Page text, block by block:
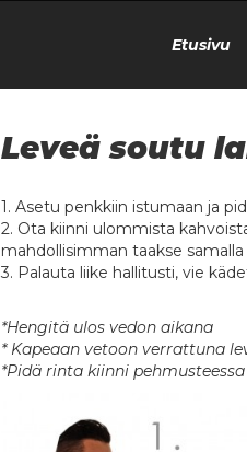
Etusivu
Leveä soutu
1. Asetu penkkiin istumaan ja
2. Ota kiinni ulommista
mahdollisimman taakse
3. Palauta liike hallitusti, vie
*Hengitä ulos vedon aikana
* Kapeaan vetoon verrattuna
*Pidä rinta kiinni